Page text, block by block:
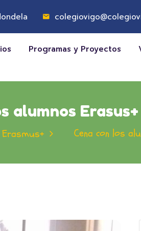
Programas y Proyectos
alumnos Erasus+
Erasmus+ Cena con los